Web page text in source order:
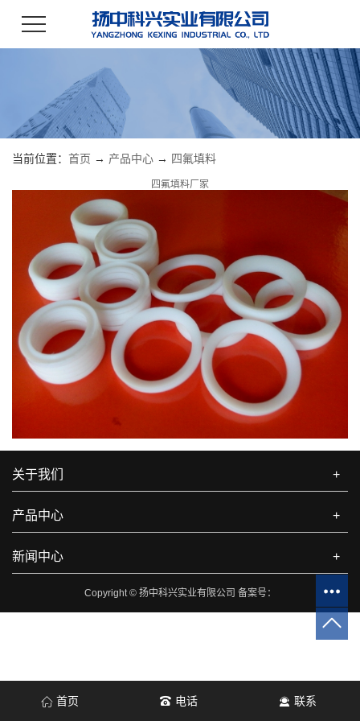
当前位置： 首页 → 产品中心 → 四氟填料
四氟填料厂家
关于我们 +
产品中心 +
新闻中心 +
Copyright © 扬中科兴实业有限公司 备案号：
首页 电话 联系